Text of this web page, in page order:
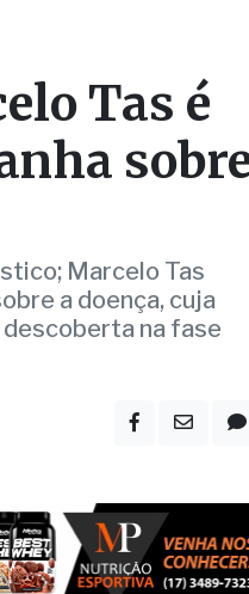
Marcelo Tas
a doença, cuja
descoberta na fase